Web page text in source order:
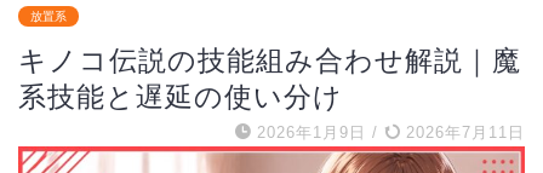
放置系
キノコ伝説の技能組み合わせ解説｜魔
系技能と遅延の使い分け
2026年1月9日 / 2026年7月11日